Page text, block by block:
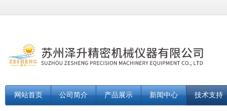
网站首页 公司简介 产品展示 新闻中心 技术支持